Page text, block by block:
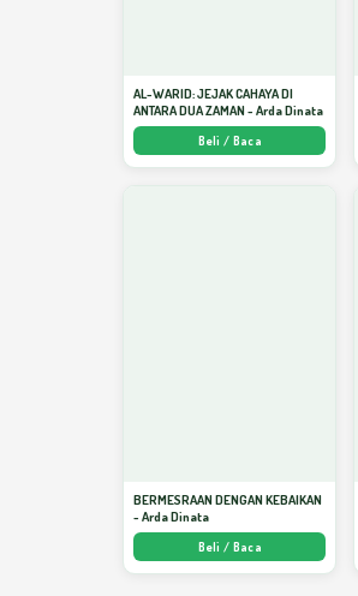
AL-WARID: JEJAK CAHAYA DI
ANTARA DUA ZAMAN - Arda Dinata
Beli / Baca
BERMESRAAN DENGAN KEBAIKAN
- Arda Dinata
Beli / Baca